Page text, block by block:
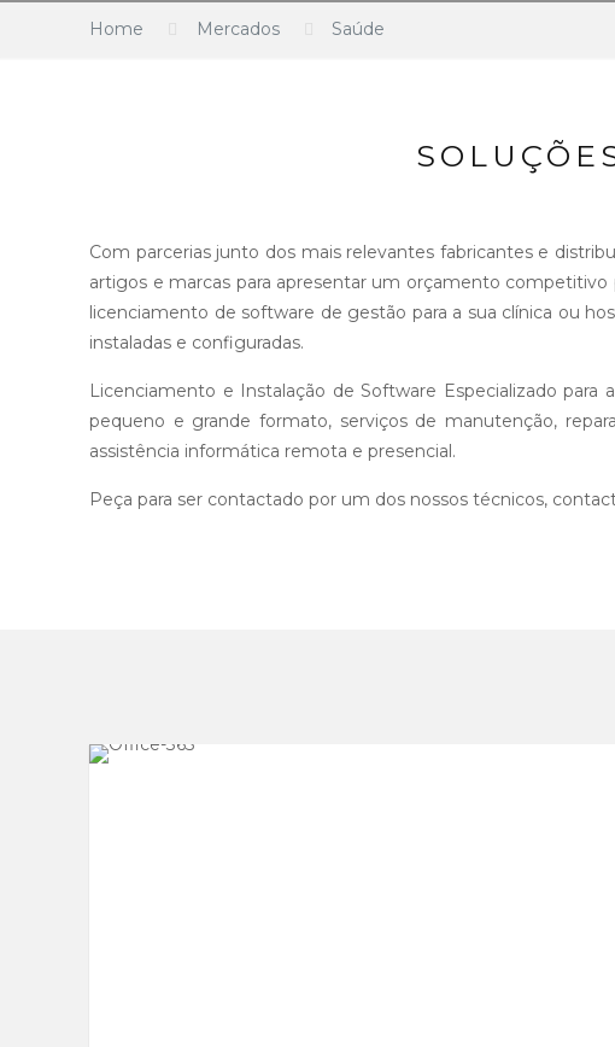
Home Mercados Saúde
Com parcerias junto dos mais relevantes fabricantes e
artigos e marcas para apresentar um orçamento
licenciamento de software de gestão para a sua clínica ou
instaladas e configuradas.
Licenciamento e Instalação de Software Especializado
pequeno e grande formato, serviços de manutenção,
assistência informática remota e presencial.
Peça para ser contactado por um dos nossos técnicos,